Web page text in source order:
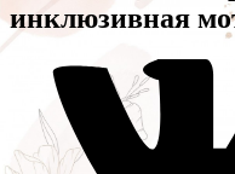
инклюзивная